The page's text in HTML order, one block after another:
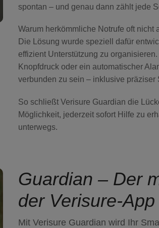
spontan – und genau dann zählt jede
Warum herkömmliche Notrufe oft nicht
Die Lösung wurde speziell dafür
effizient Unterstützung zu organisieren
Knopfdruck oder ein automatischer
verbunden zu sein – inklusive präziser
So schließt Verisure Guardian die
Möglichkeit, jederzeit sofort Hilfe zu
unterwegs.
Guardian – Der
der Verisure-App
Mit Verisure Guardian wird Ihr